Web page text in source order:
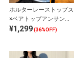
ホルターレーストップス
×ベアトップアンサンブ
ル
¥1,299(36%OFF)